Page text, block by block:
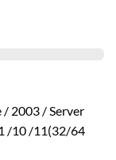
2003 / Server
/10 /11(32/64